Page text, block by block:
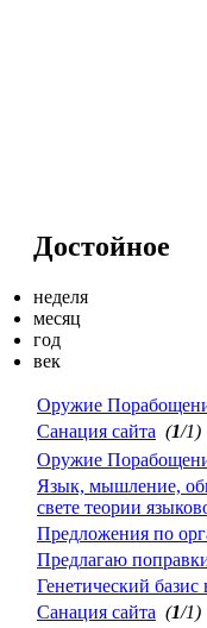
Достойное
неделя
месяц
год
век
Оружие
Санация сайта (1/1)
Оружие
Язык, мышление,
свете теории
Предложения по
Предлагаю
Генетический
Санация сайта (1/1)